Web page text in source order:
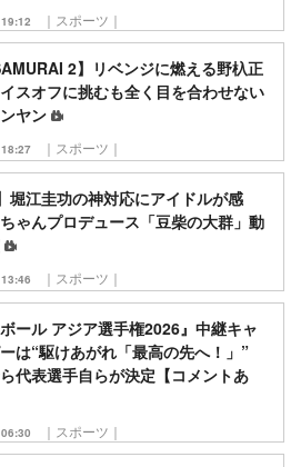
｜スポーツ｜
2】リベンジに燃える野杁正
スオフに挑むも全く目を合わせない
ヤン
｜スポーツ｜
堀江圭功の神対応にアイドルが感
ゃんプロデュース「豆柴の大群」動
｜スポーツ｜
ボール アジア選手権2026』中継キャ
は“駆けあがれ「最高の先へ！」”
代表選手自らが決定【コメントあ
｜スポーツ｜